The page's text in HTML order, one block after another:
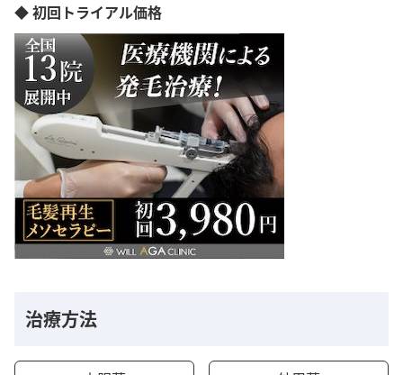
◆ 初回トライアル価格
治療方法